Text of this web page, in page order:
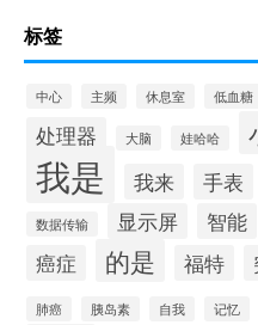
标签
中心 主频 休息室 低血糖
处理器 大脑 娃哈哈
我是 我来 手表
数据传输 显示屏 智能
癌症 的是 福特
肺癌 胰岛素 自我 记忆